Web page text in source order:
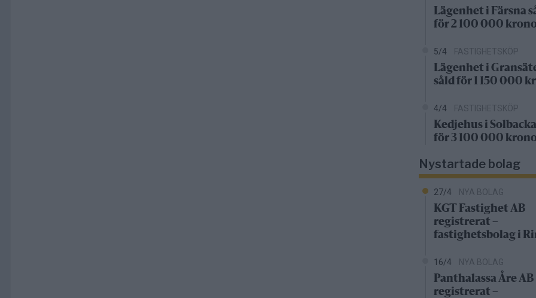
Lägenhet i Färsna
för 2 100 000
5/4 FASTIGHETSKÖP
Lägenhet i
såld för 1 150 000
4/4 FASTIGHETSKÖP
Kedjehus i
för 3 100 000
Nystartade bolag
27/4 NYA BOLAG
KGT Fastighet AB
registrerat –
fastighetsbolag i
16/4 NYA BOLAG
Panthalassa Åre AB
registrerat –